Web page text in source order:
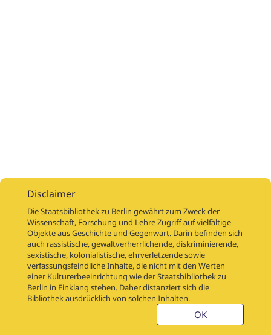
DigitalisierungsaufträgeÜberDigitalisierungsprojekteLinks
DigiworkflowWeitere digitalisierte Bestände
Kontakt
Nutzungsbedingungen
Startseite der SBB
Stabikat
Weitere Kataloge der SBB
Disclaimer
Die Staatsbibliothek zu Berlin gewährt zum Zweck der
Wissenschaft, Forschung und Lehre Zugriff auf vielfältige
Objekte aus Geschichte und Gegenwart. Darin befinden sich
auch rassistische, gewaltverherrlichende, diskriminierende,
sexistische, kolonialistische, ehrverletzende sowie
verfassungsfeindliche Inhalte, die nicht mit den Werten
einer Kulturerbeeinrichtung wie der Staatsbibliothek zu
Berlin in Einklang stehen. Daher distanziert sich die
Bibliothek ausdrücklich von solchen Inhalten.
OK